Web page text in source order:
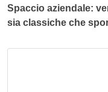
Spaccio aziendale:
sia classiche che